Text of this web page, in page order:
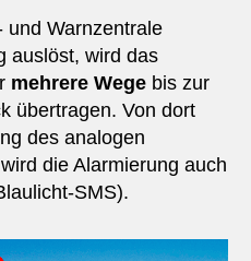
und Warnzentrale
auslöst, wird das
mehrere Wegebis zur
übertragen. Von dort
des analogen
die Alarmierung auch
SMS).